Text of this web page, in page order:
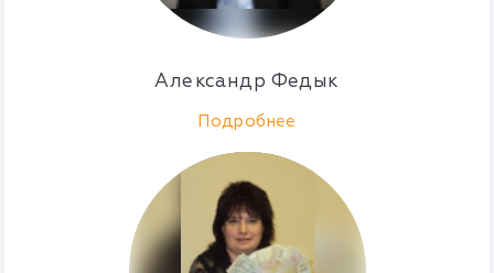
Александр Федык
Подробнее